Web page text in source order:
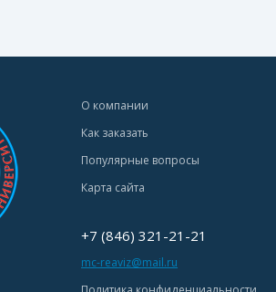
О компании
Как заказать
Популярные вопросы
Карта сайта
+7 (846) 321-21-21
mc-reaviz@mail.ru